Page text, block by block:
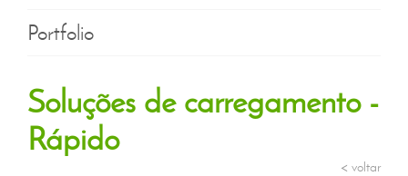
Portfolio
Soluções de carregamento -
Rápido
< voltar